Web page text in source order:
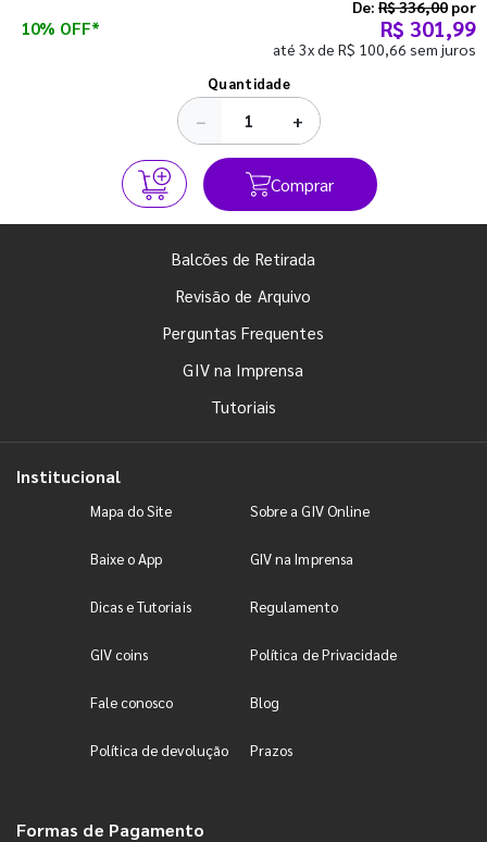
10% OFF*
De: R$ 336,00 por
R$ 301,99
até 3x de R$ 100,66 sem juros
Quantidade
− +
Comprar
Balcões de Retirada
Revisão de Arquivo
Perguntas Frequentes
GIV na Imprensa
Tutoriais
Institucional
Mapa do Site Sobre a GIV Online
Baixe o App GIV na Imprensa
Dicas e Tutoriais Regulamento
GIV coins Política de Privacidade
Fale conosco Blog
Política de devolução Prazos
Formas de Pagamento